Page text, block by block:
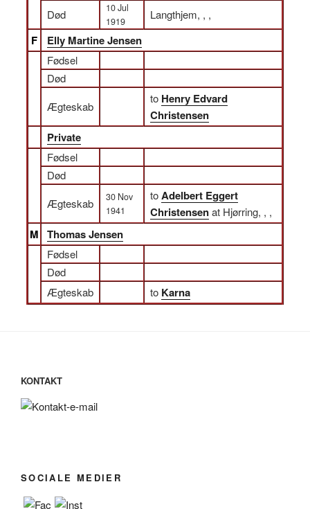
Død
10 Jul
1919
Langthjem, , ,
F Elly Martine Jensen
Fødsel
Død
Ægteskab
to Henry Edvard
Christensen
Private
Fødsel
Død
Ægteskab
30 Nov
1941
toAdelbert Eggert
Christensenat Hjørring, , ,
M Thomas Jensen
Fødsel
Død
Ægteskab
to Karna
KONTAKT
SOCIALE MEDIER